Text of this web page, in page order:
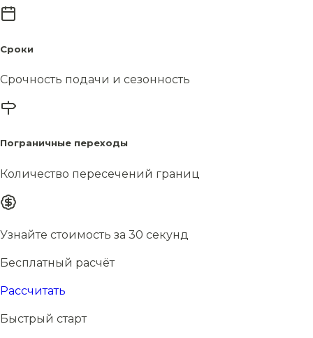
Сроки
Срочность подачи и сезонность
Пограничные переходы
Количество пересечений границ
Узнайте стоимость за 30 секунд
Бесплатный расчёт
Рассчитать
Быстрый старт